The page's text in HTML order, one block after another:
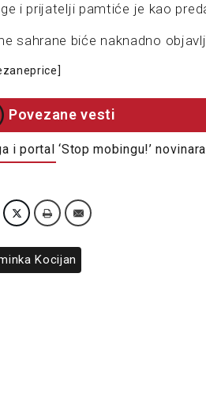
i prijatelji pamtiće je kao
sahrane biće naknadno
Povezane vesti
i portal ‘Stop mobingu!’
Kocijan